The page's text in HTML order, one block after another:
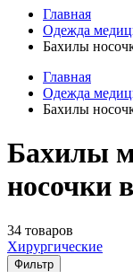
Главная
Одежда
Бахилы
Главная
Одежда
Бахилы
Бахилы
носочки
34 товаров
Хирургические
Фильтр